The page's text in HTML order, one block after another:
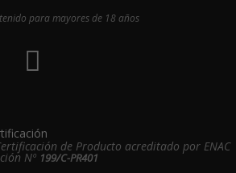
para mayores de 18 años
de Producto acreditado por ENAC
Nº 199/C-PR401